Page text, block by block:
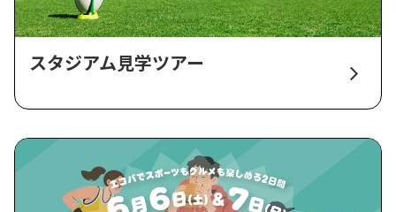
スタジアム見学ツアー